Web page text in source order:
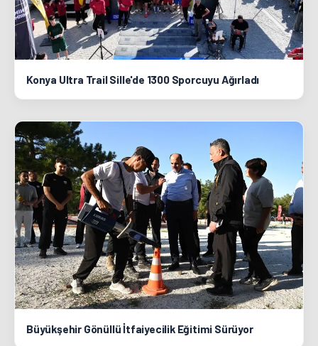
Konya Ultra Trail Sille'de 1300 Sporcuyu Ağırladı
Büyükşehir Gönüllü İtfaiyecilik Eğitimi Sürüyor